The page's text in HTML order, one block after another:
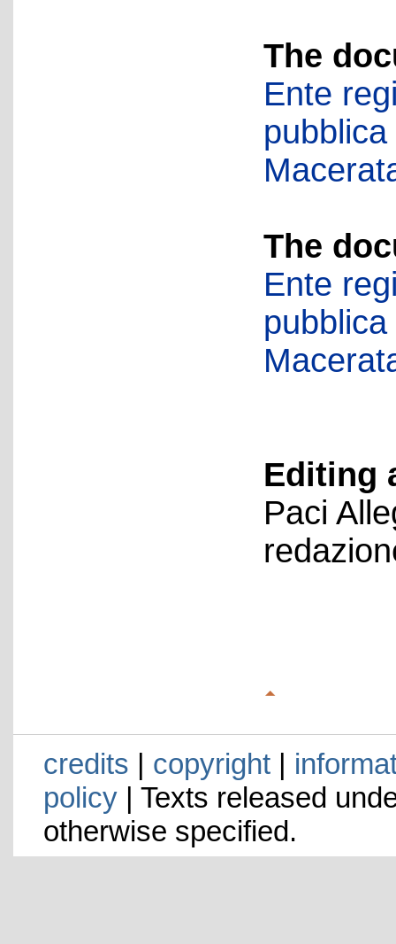
The
Ente
The
Ente
Editing
Paci
credits | copyright|
policy| Texts released
otherwise specified.